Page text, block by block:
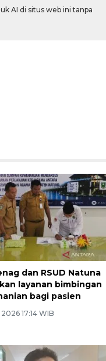
AI di situs web ini tanpa
dan RSUD Natuna
layanan bimbingan
bagi pasien
2026 17:14 WIB